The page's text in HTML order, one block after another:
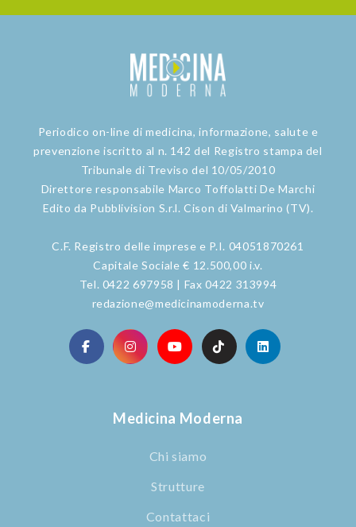
Periodico on-line di medicina, informazione, salute e
prevenzione iscritto al n. 142 del Registro stampa del
Tribunale di Treviso del 10/05/2010
Direttore responsabile Marco Toffolatti De Marchi
Edito da Pubblivision S.r.l. Cison di Valmarino (TV).
C.F. Registro delle imprese e P.I. 04051870261
Capitale Sociale € 12.500,00 i.v.
Tel. 0422 697958 | Fax 0422 313994
redazione@medicinamoderna.tv
Medicina Moderna
Chi siamo
Strutture
Contattaci